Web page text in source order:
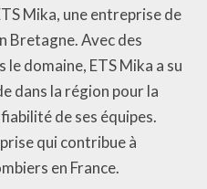
Mika, une entreprise de
Bretagne. Avec des
le domaine, ETS Mika a su
dans la région pour la
de ses équipes.
qui contribue à
en France.